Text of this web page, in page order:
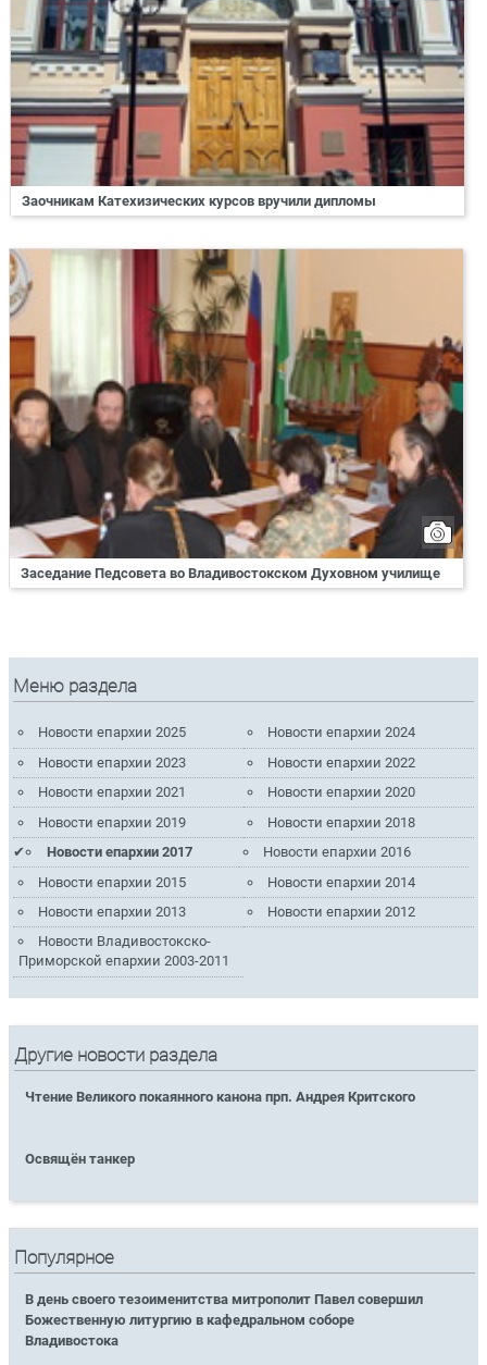
Заочникам Катехизических курсов вручили дипломы
Заседание Педсовета во Владивостокском Духовном училище
Меню раздела
Новости епархии 2025
Новости епархии 2024
Новости епархии 2023
Новости епархии 2022
Новости епархии 2021
Новости епархии 2020
Новости епархии 2019
Новости епархии 2018
Новости епархии 2017
Новости епархии 2016
Новости епархии 2015
Новости епархии 2014
Новости епархии 2013
Новости епархии 2012
Новости Владивостокско-
Приморской епархии 2003-2011
Другие новости раздела
Чтение Великого покаянного канона прп. Андрея Критского
Освящён танкер
Популярное
В день своего тезоименитства митрополит Павел совершил
Божественную литургию в кафедральном соборе
Владивостока